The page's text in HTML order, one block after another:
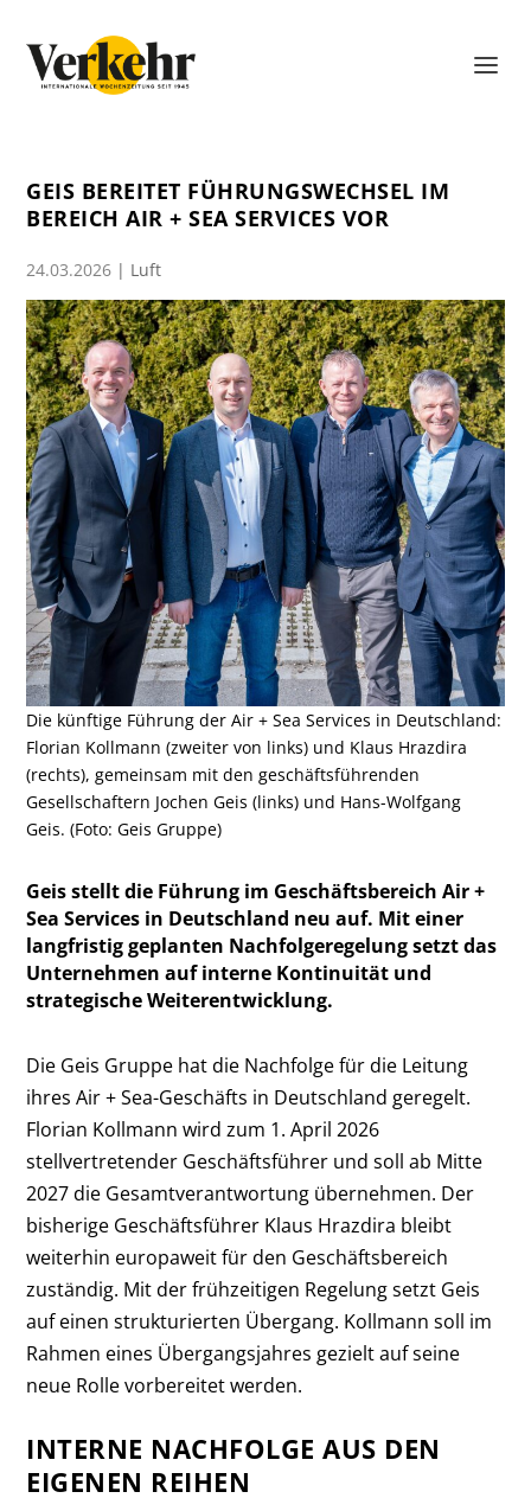
GEIS BEREITET FÜHRUNGSWECHSEL IM
BEREICH AIR + SEA SERVICES VOR
24.03.2026 | Luft
Die künftige Führung der Air + Sea Services in Deutschland:
Florian Kollmann (zweiter von links) und Klaus Hrazdira
(rechts), gemeinsam mit den geschäftsführenden
Gesellschaftern Jochen Geis (links) und Hans-Wolfgang
Geis. (Foto: Geis Gruppe)
Geis stellt die Führung im Geschäftsbereich Air +
Sea Services in Deutschland neu auf. Mit einer
langfristig geplanten Nachfolgeregelung setzt das
Unternehmen auf interne Kontinuität und
strategische Weiterentwicklung.
Die Geis Gruppe hat die Nachfolge für die Leitung
ihres Air + Sea-Geschäfts in Deutschland geregelt.
Florian Kollmann wird zum 1. April 2026
stellvertretender Geschäftsführer und soll ab Mitte
2027 die Gesamtverantwortung übernehmen. Der
bisherige Geschäftsführer Klaus Hrazdira bleibt
weiterhin europaweit für den Geschäftsbereich
zuständig. Mit der frühzeitigen Regelung setzt Geis
auf einen strukturierten Übergang. Kollmann soll im
Rahmen eines Übergangsjahres gezielt auf seine
neue Rolle vorbereitet werden.
INTERNE NACHFOLGE AUS DEN
EIGENEN REIHEN